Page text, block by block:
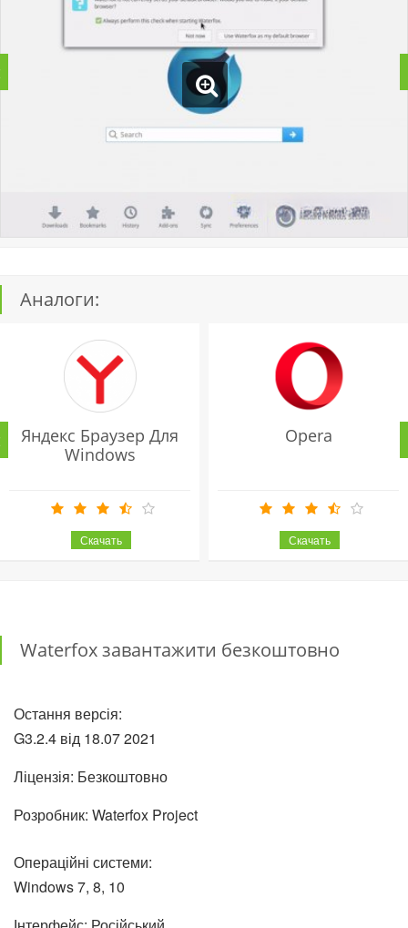
Аналоги:
Яндекс Браузер Для
Windows
Opera
Waterfox завантажити безкоштовно
Остання версія:
G3.2.4 від 18.072021
Ліцензія: Безкоштовно
Розробник: Waterfox Project
Операційні системи:
Windows 7, 8, 10